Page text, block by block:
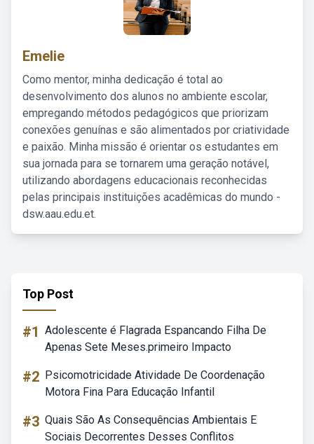
Emelie
Como mentor, minha dedicação é total ao
desenvolvimento dos alunos no ambiente escolar,
empregando métodos pedagógicos que priorizam
conexões genuínas e são alimentados por criatividade
e paixão. Minha missão é orientar os estudantes em
sua jornada para se tornarem uma geração notável,
utilizando abordagens educacionais reconhecidas
pelas principais instituições acadêmicas do mundo -
dsw.aau.edu.et.
Top Post
#1 Adolescente é Flagrada Espancando Filha De
Apenas Sete Meses.primeiro Impacto
#2 Psicomotricidade Atividade De Coordenação
Motora Fina Para Educação Infantil
#3 Quais São As Consequências Ambientais E
Sociais Decorrentes Desses Conflitos